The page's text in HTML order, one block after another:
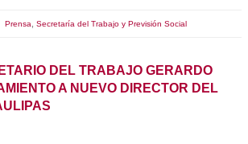
Prensa,Secretaría del Trabajo y Previsión Social
DEL TRABAJO GERARDO
A NUEVO DIRECTOR DEL